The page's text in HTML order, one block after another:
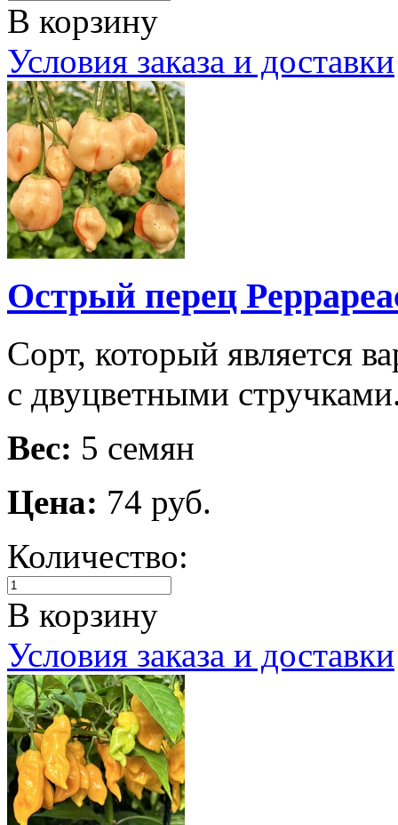
В корзину
Условия заказа и доставки
Острый перец
Сорт, который является
с двуцветными
Вес: 5 семян
Цена: 74 руб.
Количество:
В корзину
Условия заказа и доставки